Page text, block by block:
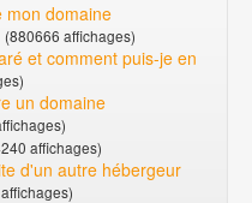
mon domaine
(880666 affichages)
et comment puis-je en
un domaine
affichages)
d'un autre hébergeur